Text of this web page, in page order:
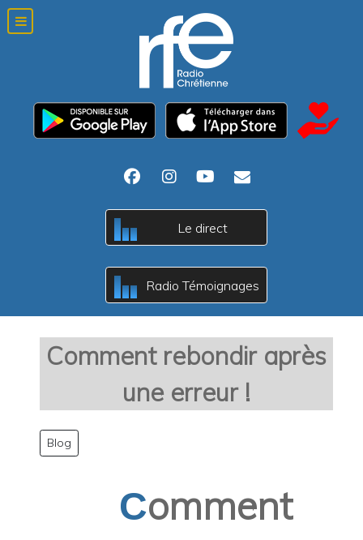
ABc Le direct
ABc Radio Témoignages
Comment rebondir après
une erreur !
Blog
Comment